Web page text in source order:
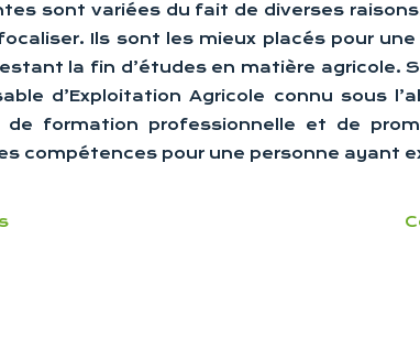
sont variées du fait de diverses
Ils sont les mieux placés pour
la fin d’études en matière agricole.
d’Exploitation Agricole connu sous
formation professionnelle et de
compétences pour une personne ayant